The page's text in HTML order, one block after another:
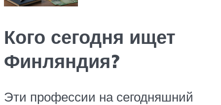
Кого сегодня ищет
Финляндия?
Эти профессии на сегодняшний